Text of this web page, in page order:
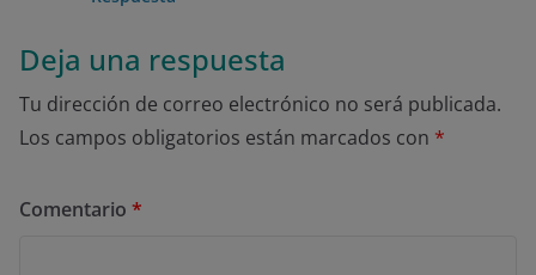
Deja una respuesta
Tu dirección de correo electrónico no será publicada.
Los campos obligatorios están marcados con *
Comentario *